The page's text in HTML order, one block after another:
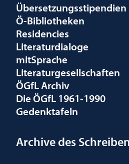
Übersetzungsstipendien
Ö-Bibliotheken
Residencies
Literaturdialoge
mitSprache
Literaturgesellschaften
ÖGfL Archiv
Die ÖGfL 1961-1990
Gedenktafeln
Archive des